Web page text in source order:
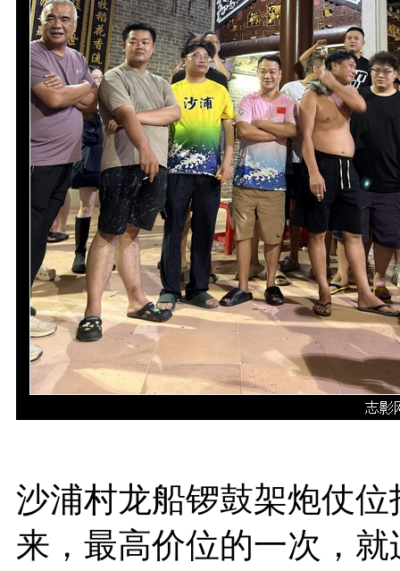
沙浦村龙船锣鼓架炮仗
来，最高价位的一次，